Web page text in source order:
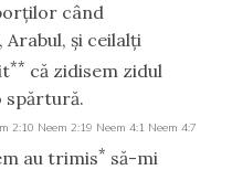
când
Arabul, şi ceilalţi
** că zidisem zidul
spărtură.
2:10 Neem 2:19 Neem 4:1 Neem 4:7
au trimis* să-mi